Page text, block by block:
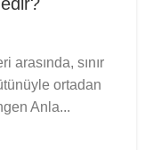
arasında, sınır
ortadan
Anla...